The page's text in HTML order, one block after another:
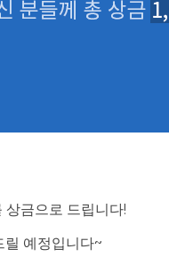
금으로 드립니다!
예정입니다~